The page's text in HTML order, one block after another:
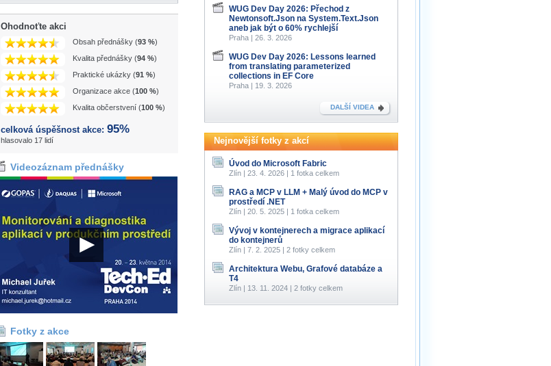
Ohodnoťte akci
Obsah přednášky (93 %)
Kvalita přednášky (94 %)
Praktické ukázky (91 %)
Organizace akce (100 %)
Kvalita občerstvení (100 %)
celková úspěšnost akce: 95%
hlasovalo 17 lidí
Videozáznam přednášky
Fotky z akce
WUG Dev Day 2026: Přechod z
Newtonsoft.Json na System.Text.Json
aneb jak být o 60% rychlejší
Praha | 26. 3. 2026
WUG Dev Day 2026: Lessons learned
from translating parameterized
collections in EF Core
Praha | 19. 3. 2026
DALŠÍ VIDEA
Nejnovější fotky z akcí
Úvod do Microsoft Fabric
Zlín | 23. 4. 2026 | 1 fotka celkem
RAG a MCP v LLM + Malý úvod do MCP v
prostředí .NET
Zlín | 20. 5. 2025 | 1 fotka celkem
Vývoj v kontejnerech a migrace aplikací
do kontejnerů
Zlín | 7. 2. 2025 | 2 fotky celkem
Architektura Webu, Grafové databáze a
T4
Zlín | 13. 11. 2024 | 2 fotky celkem